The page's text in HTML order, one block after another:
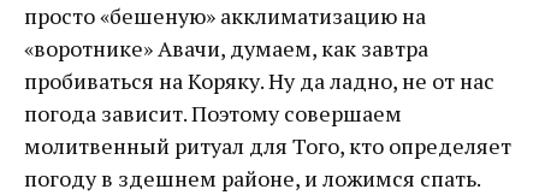
просто «бешеную» акклиматизацию на
«воротнике» Авачи, думаем, как завтра
пробиваться на Коряку. Ну да ладно, не от нас
погода зависит. Поэтому совершаем
молитвенный ритуал для Того, кто определяет
погоду в здешнем районе, и ложимся спать.